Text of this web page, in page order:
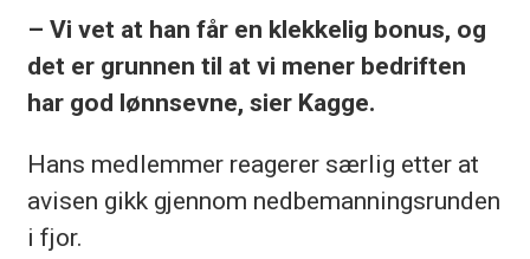
– Vi vet at han får en klekkelig bonus, og
det er grunnen til at vi mener bedriften
har god lønnsevne, sier Kagge.
Hans medlemmer reagerer særlig etter at
avisen gikk gjennom nedbemanningsrunden
i fjor.